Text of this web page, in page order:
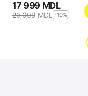
17 999 MDL
20 099 MDL -10%